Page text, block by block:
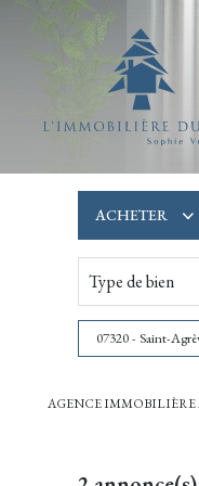
ACHETER
De l'ancien
De l'immo
Type de bien
07320 - Saint-
AGENCE IMMOBILIÈRE